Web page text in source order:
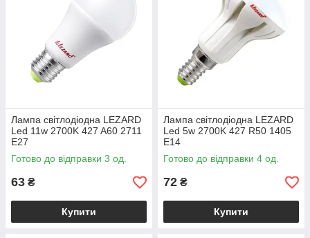
Лампа світлодіодна LEZARD
Led 11w 2700K 427 A60 2711
E27
Готово до відправки 3 од.
63 ₴
Купити
Лампа світлодіодна LEZARD
Led 5w 2700K 427 R50 1405
E14
Готово до відправки 4 од.
72 ₴
Купити